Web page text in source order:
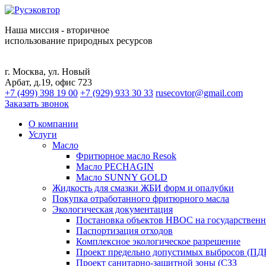
Наша миссия - вторичное
использование природных ресурсов
г. Москва, ул. Новый
Арбат, д.19, офис 723
+7 (499) 398 19 00 +7 (929) 933 30 33 rusecovtor@gmail.com
Заказать звонок
О компании
Услуги
Масло
Фритюрное масло Resok
Масло PECHAGIN
Масло SUNNY GOLD
Жидкость для смазки ЖБИ форм и опалубки
Покупка отработанного фритюрного масла
Экологическая документация
Постановка объектов НВОС на
Паспортизация отходов
Комплексное экологическое разрешение
Проект предельно допустимых выбросов
Проект санитарно-защитной зоны (СЗЗ